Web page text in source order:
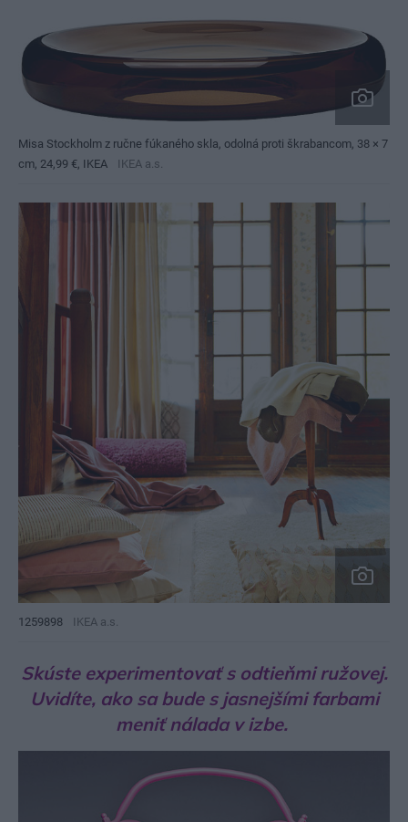
Misa Stockholm z ručne fúkaného skla, odolná proti škrabancom, 38 × 7
cm, 24,99 €, IKEA
IKEA a.s.
1259898 IKEA a.s.
Skúste experimentovať s odtieňmi ružovej.
Uvidíte, ako sa bude s jasnejšími farbami
meniť nálada v izbe.